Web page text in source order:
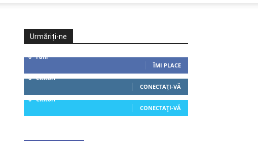
Urmăriți-ne
0 Fani
ÎMI PLACE
0 Cititori
CONECTAȚI-VĂ
0 Cititori
CONECTAȚI-VĂ